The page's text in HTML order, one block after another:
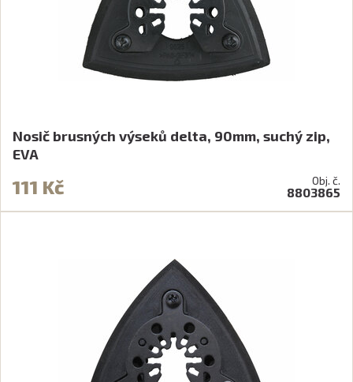
Nosič brusných výseků delta, 90mm, suchý zip,
EVA
111 Kč Obj. č.
8803865